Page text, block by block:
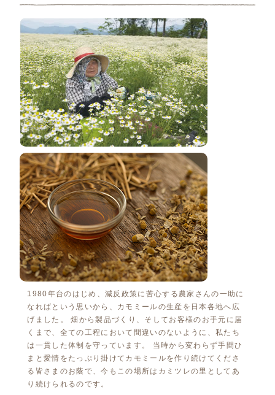
1980年台のはじめ、減反政策に苦心する農家さんの一助に
なればという思いから、カモミールの生産を日本各地へ広
げました。 畑から製品づくり、そしてお客様のお手元に届
くまで、全ての工程において間違いのないように、私たち
は一貫した体制を守っています。 当時から変わらず手間ひ
まと愛情をたっぷり掛けてカモミールを作り続けてくださ
る皆さまのお蔭で、今もこの場所はカミツレの里としてあ
り続けられるのです。